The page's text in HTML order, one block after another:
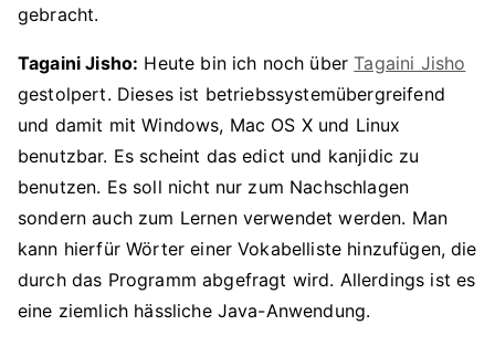
gebracht.
Tagaini Jisho: Heute bin ich noch überTagaini Jisho
gestolpert. Dieses ist betriebssystemübergreifend
und damit mit Windows, Mac OS X und Linux
benutzbar. Es scheint das edict und kanjidic zu
benutzen. Es soll nicht nur zum Nachschlagen
sondern auch zum Lernen verwendet werden. Man
kann hierfür Wörter einer Vokabelliste hinzufügen, die
durch das Programm abgefragt wird. Allerdings ist es
eine ziemlich hässliche Java-Anwendung.